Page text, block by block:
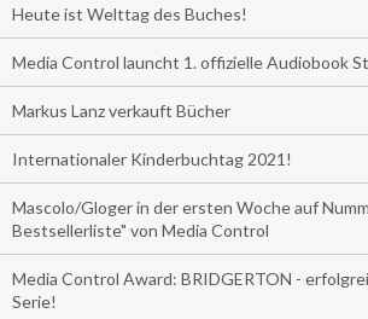
Heute ist Welttag des Buches!
Media Control launcht 1. offizielle Audiobook
Markus Lanz verkauft Bücher
Internationaler Kinderbuchtag 2021!
Mascolo/Gloger in der ersten Woche auf
Bestsellerliste" von Media Control
Media Control Award: BRIDGERTON -
Serie!